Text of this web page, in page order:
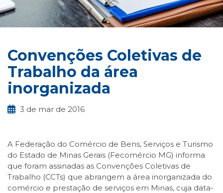
Convenções Coletivas de
Trabalho da área
inorganizada
3 de mar de 2016
A Federação do Comércio de Bens, Serviços e Turismo
do Estado de Minas Gerais (Fecomércio MG) informa
que foram assinadas as Convenções Coletivas de
Trabalho (CCTs) que abrangem a área inorganizada do
comércio e prestação de serviços em Minas, cuja data-